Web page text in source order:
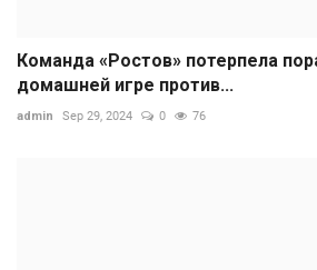
Команда «Ростов» потерпела
домашней игре против...
admin Sep 29, 2024 0 76